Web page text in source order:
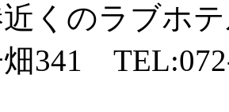
近くのラブホ
341